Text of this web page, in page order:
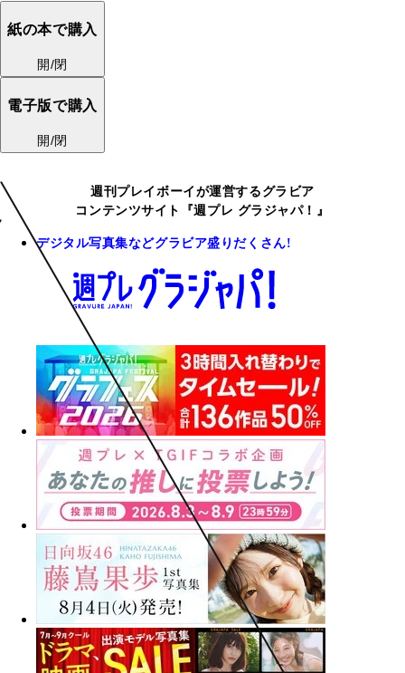
紙の本で購入
開/閉
電子版で購入
開/閉
週刊プレイボーイが運営するグラビア
コンテンツサイト『週プレ グラジャパ！』
デジタル写真集などグラビア盛りだくさん!